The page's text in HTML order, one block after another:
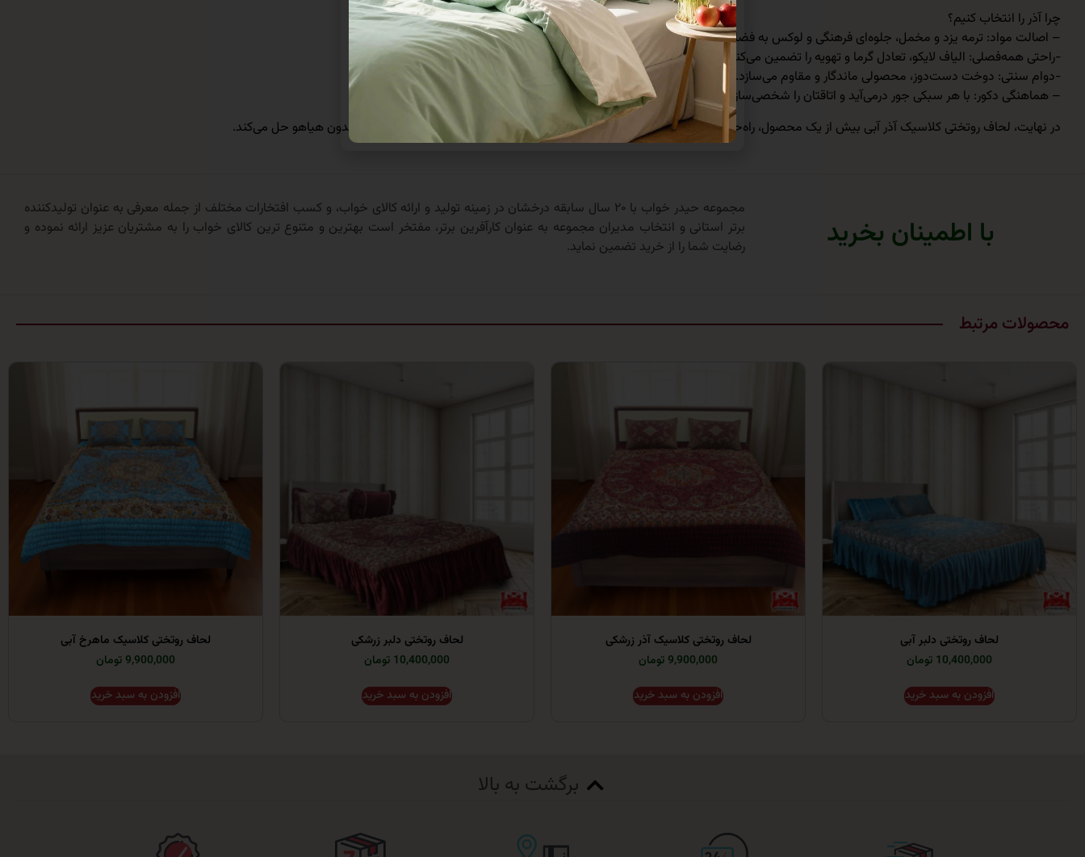
چرا آذر را انتخاب کنیم؟
– اصالت مواد: ترمه یزد و مخمل، جلوه‌ای فرهنگی و لوکس به فضایتان می‌دهند.
-راحتی همه‌فصلی: الیاف لایکو، تعادل گرما و تهویه را تضمین می‌کنند.
-دوام سنتی: دوخت دست‌دوز، محصولی ماندگار و مقاوم می‌سازد.
– هماهنگی دکور: با هر سبکی جور درمی‌آید و اتاقتان را شخصی‌سازی می‌کند.
در نهایت، لحاف روتختی کلاسیک آذر آبی بیش از یک محصول، راه‌حلی برای خلق فضایی گرم و اصیل است که مشکلات دکوراسیونی و راحتی‌تان را بدون هیاهو حل می‌کند.
با اطمینان بخرید
مجموعه حیدر خواب با ۲۰ سال سابقه درخشان در زمینه تولید و ارائه کالای خواب، و کسب افتخارات مختلف از جمله معرفی به عنوان تولیدکننده
برتر استانی و انتخاب مدیران مجموعه به عنوان کارآفرین برتر، مفتخر است بهترین و متنوع ترین کالای خواب را به مشتریان عزیز ارائه نموده و
رضایت شما را از خرید تضمین نماید.
محصولات مرتبط
لحاف روتختی دلبر آبی
10,400,000 تومان
افزودن به سبد خرید
لحاف روتختی کلاسیک آذر زرشکی
9,900,000 تومان
افزودن به سبد خرید
لحاف روتختی دلبر زرشکی
10,400,000 تومان
افزودن به سبد خرید
لحاف روتختی کلاسیک ماهرخ آبی
9,900,000 تومان
افزودن به سبد خرید
برگشت به بالا